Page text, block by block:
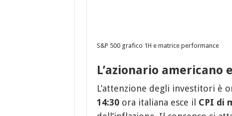
S&P 500 grafico 1H e matrice performance
L’azionario americano
L’attenzione degli investitori è
14:30ora italiana esce il CPI di